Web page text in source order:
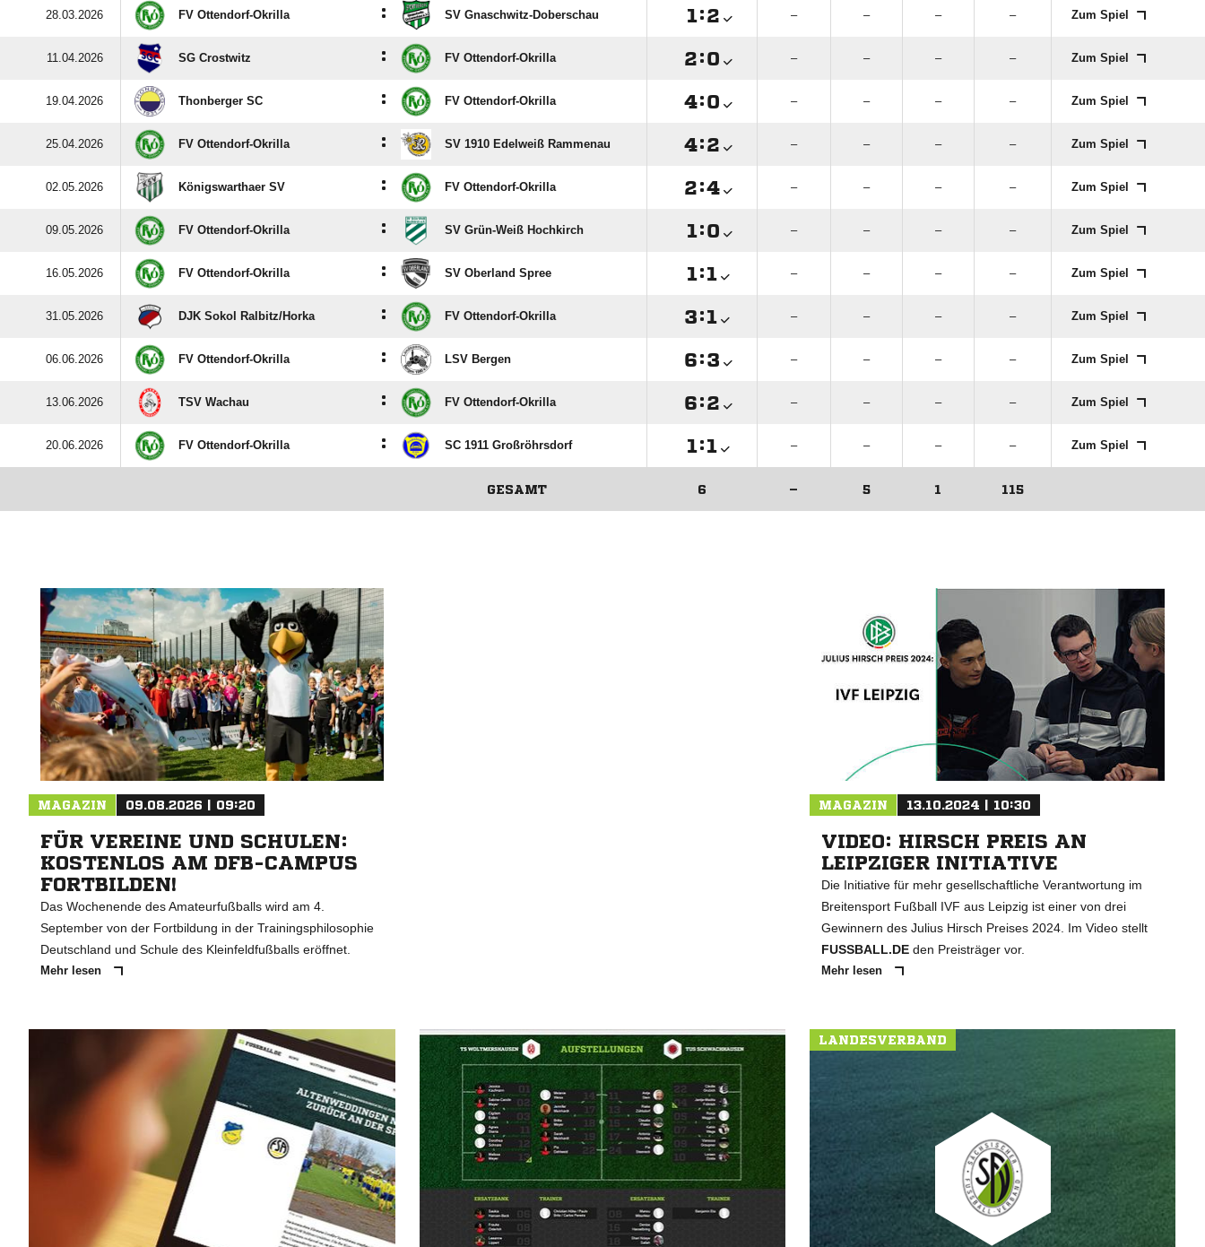
28.03.2026 FV Ottendorf-Okrilla : SV Gnaschwitz-Doberschau : – – – – Zum Spiel
11.04.2026 SG Crostwitz : FV Ottendorf-Okrilla : – – – – Zum Spiel
19.04.2026 Thonberger SC : FV Ottendorf-Okrilla : – – – – Zum Spiel
25.04.2026 FV Ottendorf-Okrilla : SV 1910 Edelweiß Rammenau : – – – – Zum Spiel
02.05.2026 Königswarthaer SV : FV Ottendorf-Okrilla : – – – – Zum Spiel
09.05.2026 FV Ottendorf-Okrilla : SV Grün-Weiß Hochkirch : – – – – Zum Spiel
16.05.2026 FV Ottendorf-Okrilla : SV Oberland Spree : – – – – Zum Spiel
31.05.2026 DJK Sokol Ralbitz/​Horka : FV Ottendorf-Okrilla : – – – – Zum Spiel
06.06.2026 FV Ottendorf-Okrilla : LSV Bergen : – – – – Zum Spiel
13.06.2026 TSV Wachau : FV Ottendorf-Okrilla : – – – – Zum Spiel
20.06.2026 FV Ottendorf-Okrilla : SC 1911 Großröhrsdorf : – – – – Zum Spiel
GESAMT 6 – 5 1 115
MAGAZIN 09.08.2026 | 09:20
FÜR VEREINE UND SCHULEN:
KOSTENLOS AM DFB-CAMPUS
FORTBILDEN!
Das Wochenende des Amateurfußballs wird am 4.
September von der Fortbildung in der Trainingsphilosophie
Deutschland und Schule des Kleinfeldfußballs eröffnet.
Mehr lesen
MAGAZIN 13.10.2024 | 10:30
VIDEO: HIRSCH PREIS AN
LEIPZIGER INITIATIVE
Die Initiative für mehr gesellschaftliche Verantwortung im
Breitensport Fußball IVF aus Leipzig ist einer von drei
Gewinnern des Julius Hirsch Preises 2024. Im Video stellt
FUSSBALL.DE den Preisträger vor.
Mehr lesen
LANDESVERBAND